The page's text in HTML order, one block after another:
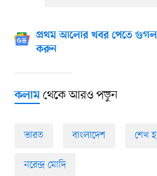
প্রথম আলোর খবর পেতে
করুন
কলামথেকে আরও পড়ুন
ভারত বাংলাদেশ শেখ
নরেন্দ্র মোদি